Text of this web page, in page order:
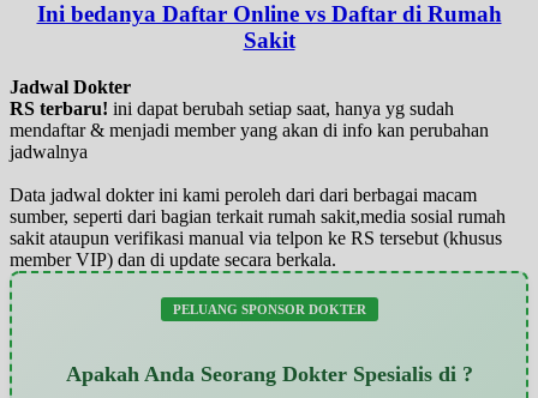
Ini bedanya Daftar Online vs Daftar di Rumah
Sakit
Jadwal Dokter
RS terbaru! ini dapat berubah setiap saat, hanya yg sudah
mendaftar & menjadi member yang akan di info kan perubahan
jadwalnya
Data jadwal dokter ini kami peroleh dari dari berbagai macam
sumber, seperti dari bagian terkait rumah sakit,media sosial rumah
sakit ataupun verifikasi manual via telpon ke RS tersebut (khusus
member VIP) dan di update secara berkala.
PELUANG SPONSOR DOKTER
Apakah Anda Seorang Dokter Spesialis di ?